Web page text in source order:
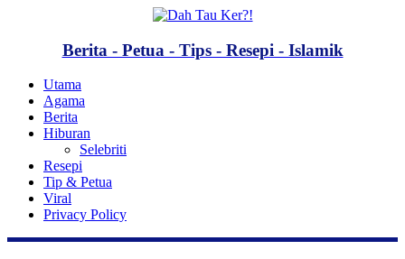
Berita - Petua - Tips - Resepi - Islamik
Utama
Agama
Berita
Hiburan
Selebriti
Resepi
Tip & Petua
Viral
Privacy Policy